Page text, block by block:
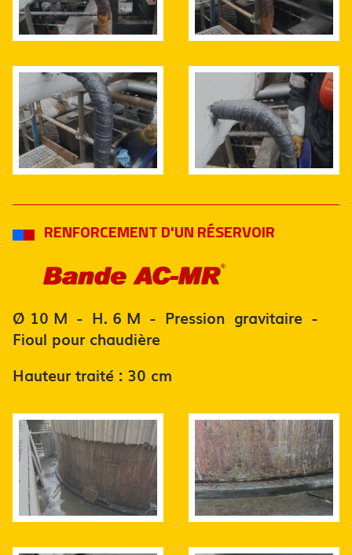
RENFORCEMENT D'UN RÉSERVOIR
Ø 10 M - H. 6 M - Pression gravitaire -
Fioul pour chaudière
Hauteur traité : 30 cm